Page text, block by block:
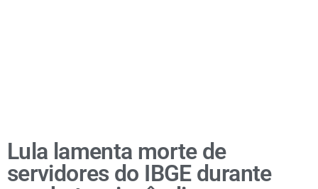
Lula lamenta morte de
servidores do IBGE durante